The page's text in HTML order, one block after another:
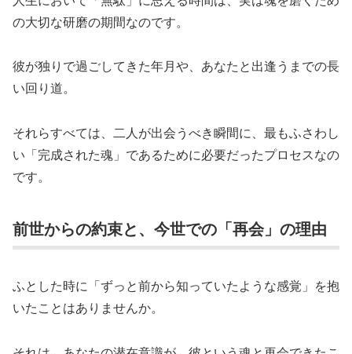
の大切な研磨の期間なのです。
彼が独りで過ごしてきた年月や、あなたと出逢うまでの長
い回り道。
それらすべては、二人が出会うべき瞬間に、最もふさわし
い「完成された魂」であるために必要だったプロセスなの
です。
前世からの約束と、今世での「再会」の理由
ふとした時に「ずっと前から知っていたような感覚」を抱
いたことはありませんか。